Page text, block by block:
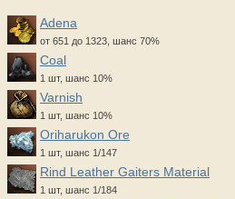
Adena
от 651 до 1323, шанс 70%
Coal
1 шт, шанс 10%
Varnish
1 шт, шанс 10%
Oriharukon Ore
1 шт, шанс 1/147
Rind Leather Gaiters Material
1 шт, шанс 1/184